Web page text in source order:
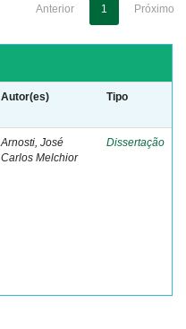
Anterior 1 Próximo
Autor(es) Tipo
Arnosti, José
Carlos Melchior
Dissertação